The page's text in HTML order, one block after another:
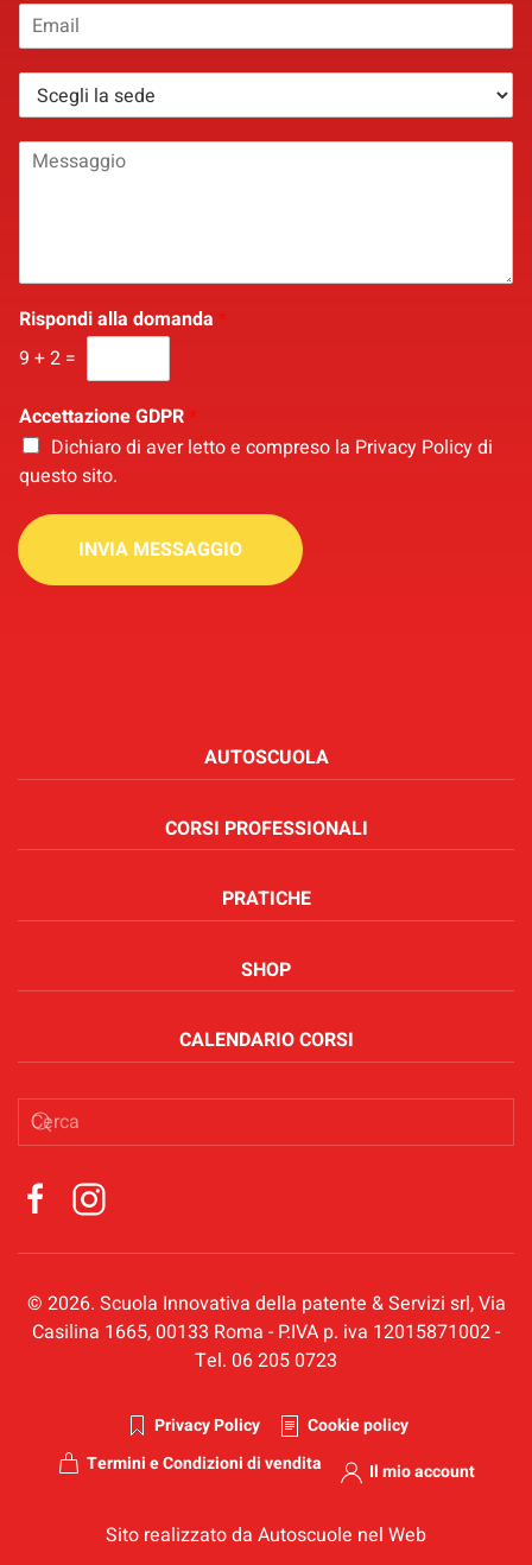
*
E
m
l
S
M
i
*
Rispondi alla domanda *
9 +2 =
Accettazione GDPR *
Dichiaro di aver letto e compreso la Privacy Policydi
questo sito.
INVIA MESSAGGIO
AUTOSCUOLA
CORSI PROFESSIONALI
PRATICHE
SHOP
CALENDARIO CORSI
© 2026. Scuola Innovativa della patente & Servizi srl, Via
Casilina 1665, 00133 Roma - P.IVA p. iva 12015871002 -
Tel. 06 205 0723
Privacy Policy
Cookie policy
Termini e Condizioni di vendita
Il mio account
Sito realizzato da Autoscuole nel Web